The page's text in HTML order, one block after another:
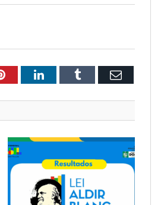
PinterestLinkedInTumblr Email